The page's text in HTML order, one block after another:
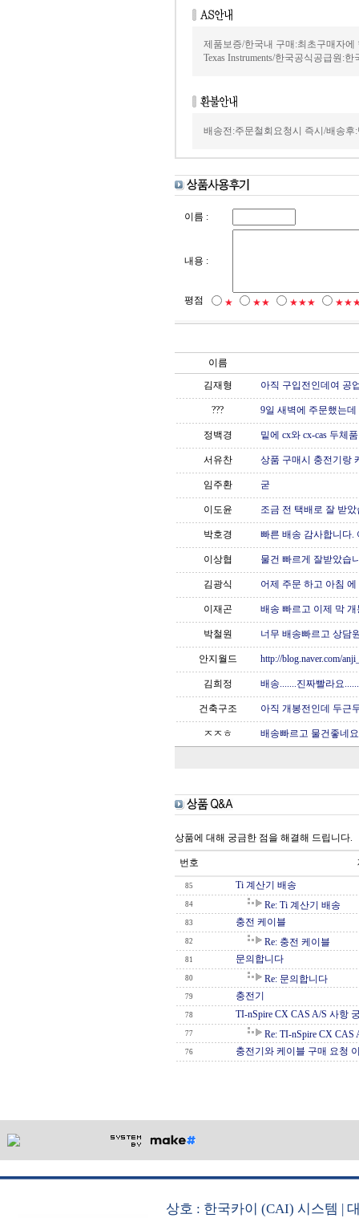
제품보증/한국내 구매:최초구매자
Texas Instruments/한국공식공급원:
배송전:주문철회요청시 즉시/배송후
이름 :
내용 :
평점 ★ ★★ ★★★
이름
김재형
아직 구입전인데여 공
??? 9일 새벽에 주문했는
정백경 밑에 cx와 cx-cas 두체
서유찬 상품 구매시 충전기랑
임주환 굳
이도윤 조금 전 택배로 잘 받
박호경 빠른 배송 감사합니다.
이상협 물건 빠르게 잘받았습
김광식 어제 주문 하고 아침
이재곤 배송 빠르고 이제 막
박철원 너무 배송빠르고 상담
안지월드 http://blog.naver.com/
김희정 배송.......진짜빨라요
건축구조 아직 개봉전인데 두근
ㅈㅈㅎ 배송빠르고 물건좋네
상품에 대해 궁금한 점을 해결해 드립니다.
번호
85 Ti 계산기 배송
84 Re: Ti 계산기 배송
83 충전 케이블
82 Re: 충전 케이블
81 문의합니다
80 Re: 문의합니다
79 충전기
78 TI-nSpire CX CAS A/S 사항
77 Re: TI-nSpire CX
76 충전기와 케이블 구매 요청
상호 : 한국카이 (CAI) 시스템 |